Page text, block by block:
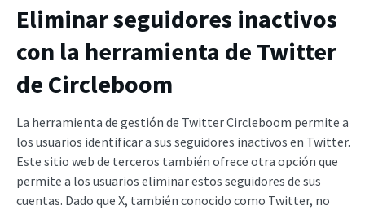
Eliminar seguidores inactivos
con la herramienta de Twitter
de Circleboom
La herramienta de gestión de Twitter Circleboom permite a
los usuarios identificar a sus seguidores inactivos en Twitter.
Este sitio web de terceros también ofrece otra opción que
permite a los usuarios eliminar estos seguidores de sus
cuentas. Dado que X, también conocido como Twitter, no